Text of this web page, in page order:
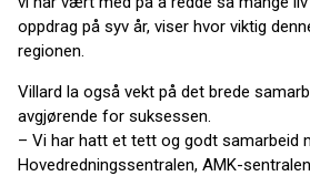
oppdrag på syv år, viser hvor viktig
regionen.
Villard la også vekt på det brede
avgjørende for suksessen.
– Vi har hatt et tett og godt samarbeid
Hovedredningssentralen, AMK-